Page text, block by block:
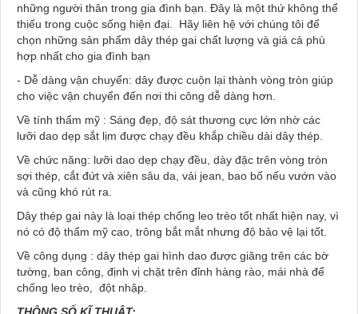
những người thân trong gia đình bạn. Đây là một thứ không thể
thiếu trong cuộc sống hiện đại. Hãy liên hệ với chúng tôi để
chọn những sản phẩm dây thép gai chất lượng và giá cả phù
hợp nhất cho gia đình bạn
- Dễ dàng vận chuyển: dây được cuộn lại thành vòng tròn giúp
cho việc vận chuyển đến nơi thi công dễ dàng hơn.
Về tính thẩm mỹ : Sáng đẹp, độ sát thương cực lớn nhờ các
lưỡi dao dẹp sắt lịm được chạy đều khắp chiều dài dây thép.
Về chức năng: lưỡi dao dẹp chạy đều, dày đặc trên vòng tròn
sợi thép, cắt đứt và xiên sâu da, vải jean, bao bố nếu vướn vào
và cũng khó rút ra.
Dây thép gai này là loại thép chống leo trèo tốt nhất hiện nay, vì
nó có độ thẩm mỹ cao, trông bắt mắt nhưng độ bảo vệ lại tốt.
Về công dụng : dây thép gai hình dao được giăng trên các bờ
tường, ban công, định vị chặt trên đỉnh hàng rào, mái nhà để
chống leo trèo, đột nhập.